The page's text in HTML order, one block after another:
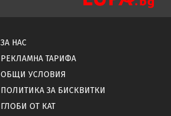
ЗА НАС
РЕКЛАМНА ТАРИФА
ОБЩИ УСЛОВИЯ
ПОЛИТИКА ЗА БИСКВИТКИ
ГЛОБИ ОТ КАТ